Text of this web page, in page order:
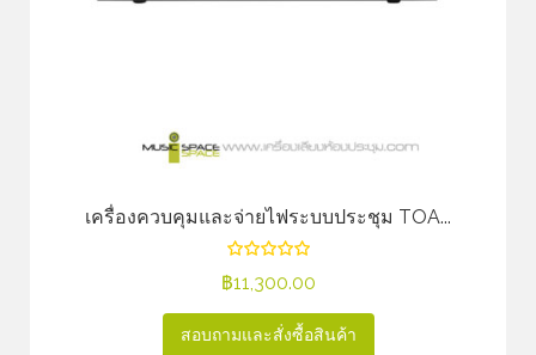
เครื่องควบคุมและจ่ายไฟระบบประชุม TOA...
฿11,300.00
สอบถามและสั่งซื้อสินค้า